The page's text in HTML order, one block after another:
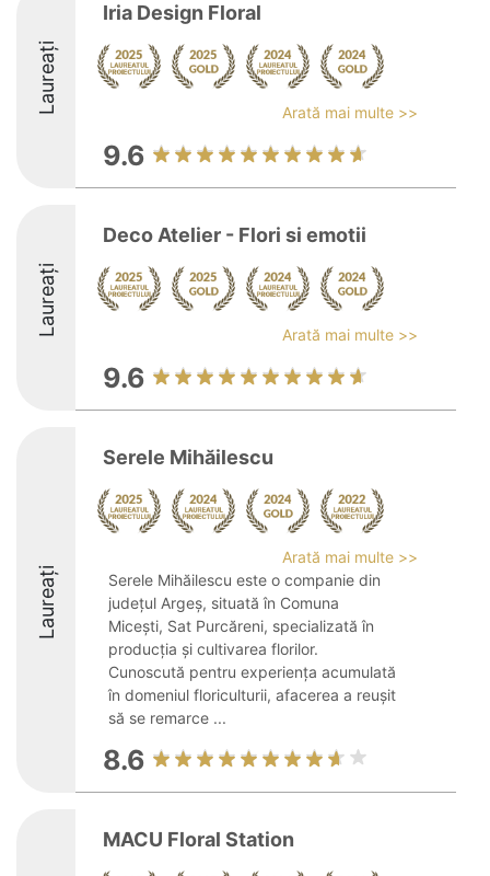
Laureați
Iria Design Floral
Arată mai multe >>
9.6
Laureați
Deco Atelier - Flori si emotii
Arată mai multe >>
9.6
Laureați
Serele Mihăilescu
Arată mai multe >>
Serele Mihăilescu este o companie din
județul Argeș, situată în Comuna
Micești, Sat Purcăreni, specializată în
producția și cultivarea florilor.
Cunoscută pentru experiența acumulată
în domeniul floriculturii, afacerea a reușit
să se remarce ...
8.6
MACU Floral Station